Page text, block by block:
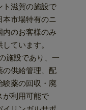
ト滋賀の施設で
市場特有のニ
のお客様のみ
ています。
施設であり、一
の供給管理、配
験薬の回収・廃
が利用可能で